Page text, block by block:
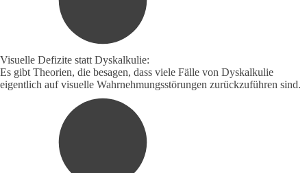
Visuelle Defizite statt Dyskalkulie:
Es gibt Theorien, die besagen, dass viele Fälle von Dyskalkulie
eigentlich auf visuelle Wahrnehmungsstörungen zurückzuführen sind.